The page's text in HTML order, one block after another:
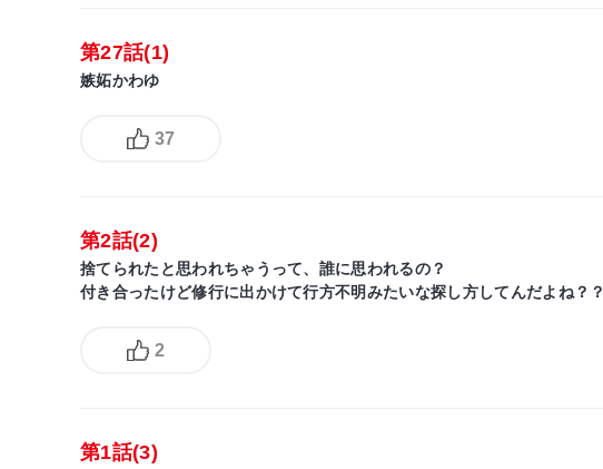
第27話(1)
嫉妬かわゆ
37
第2話(2)
捨てられたと思われちゃうって、誰に思われるの？
付き合ったけど修行に出かけて行方不明みたいな探し方してんだよね？？
2
第1話(3)